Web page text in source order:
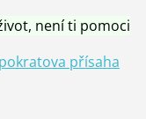
není ti pomoci
přísaha